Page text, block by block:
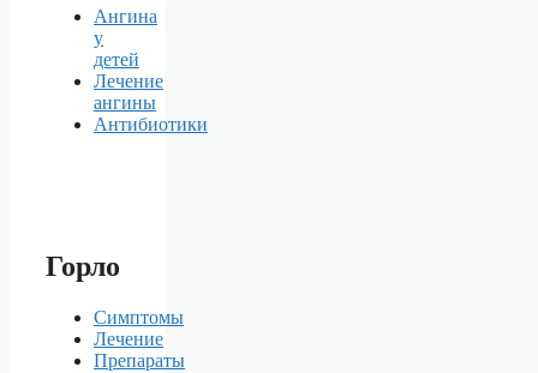
Ангина
у
детей
Лечение
ангины
Антибиотики
Горло
Симптомы
Лечение
Препараты